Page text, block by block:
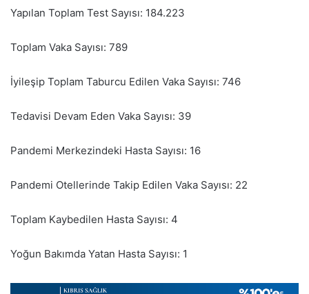
Yapılan Toplam Test Sayısı: 184.223
Toplam Vaka Sayısı: 789
İyileşip Toplam Taburcu Edilen Vaka Sayısı: 746
Tedavisi Devam Eden Vaka Sayısı: 39
Pandemi Merkezindeki Hasta Sayısı: 16
Pandemi Otellerinde Takip Edilen Vaka Sayısı: 22
Toplam Kaybedilen Hasta Sayısı: 4
Yoğun Bakımda Yatan Hasta Sayısı: 1